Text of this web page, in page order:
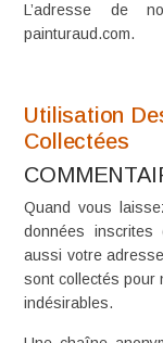
L’adresse de
painturaud.com.
Utilisation
Collectées
Quand vous
données inscrites
aussi votre
sont collectés pour
indésirables.